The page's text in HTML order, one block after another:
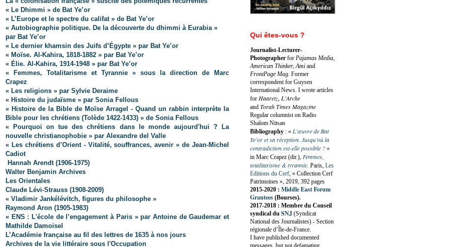
« Le Dhimmi » de Bat Ye’or
« L’Europe et le spectre du califat » de Bat Ye’or
« Autobiographie politique. De la découverte du dhimmi à Eurabia »
par Bat Ye’or
« Le dernier khamsin des Juifs d’Égypte » par Bat Ye’or
« Moïse. Al-Kahira, 1818-1882 » par Bat Ye’or
« Élie. Al-Kahira, 1914-1948 » par Bat Ye’or
« Femmes, Totalitarisme et Tyrannie » sous la direction de Marc
Crapez
« Les religions » par Sylvie Deraime
« Histoire du judaïsme » par Sonia Fellous
« Histoire de la Bible de Moïse Arragel - Quand un rabbin interprète la
Bible pour les chrétiens (Tolède 1422-1433) » de Sonia Fellous
« Pourquoi on tue des chrétiens dans le monde aujourd'hui ? La
nouvelle christianophobie » par Alexandre del Valle
« Les chrétiens d’Orient - Vitalité, souffrances, avenir » de Jean-Michel
Cadiot
Hannah Arendt (1906-1975)
Walter Benjamin Archives
Les Orientales
Claude Lévi-Strauss (1908-2009)
« Vladimir Jankélévitch, figures du philosophe »
Raymond Aron (1905-1983)
« ENS : L'école de l’engagement à Paris » par Antoine de Gaudemar et
Mathilde Damoisel
L’Académie française au fil des lettres de 1635 à nos jours
Archives de la vie littéraire sous l'Occupation
Qui êtes-vous ?
Journalist-Lecturer-
Photographer for Pajamas Media,
American Thinker, Ami and
FrontPage Mag. Former
correspondent for Guysen
International News. I wrote articles
for Haaretz, L'Arche
and Torah Times Magazine
Regular columnist on Radio
Shalom Nitsan
Bibliography : « L’œuvre de Bat
Ye’or et sa réception. Jusqu’où la
contradiction est-elle possible ? »
in Marc Crapez (dir.), Femmes,
totalitarisme & tyrannie. Paris, Les
Editions du Cerf, « Collection Cerf
Patrimoines », 2019, 392 pages
2015-2020 : Middle East Forum
Grantees (Bourses).
2017-2018 : Membre du Conseil
syndical du SNJ (Syndicat
National des Journalistes) - Section
régionale d’Île-de-France.
I have published documented
messages, but not defamating